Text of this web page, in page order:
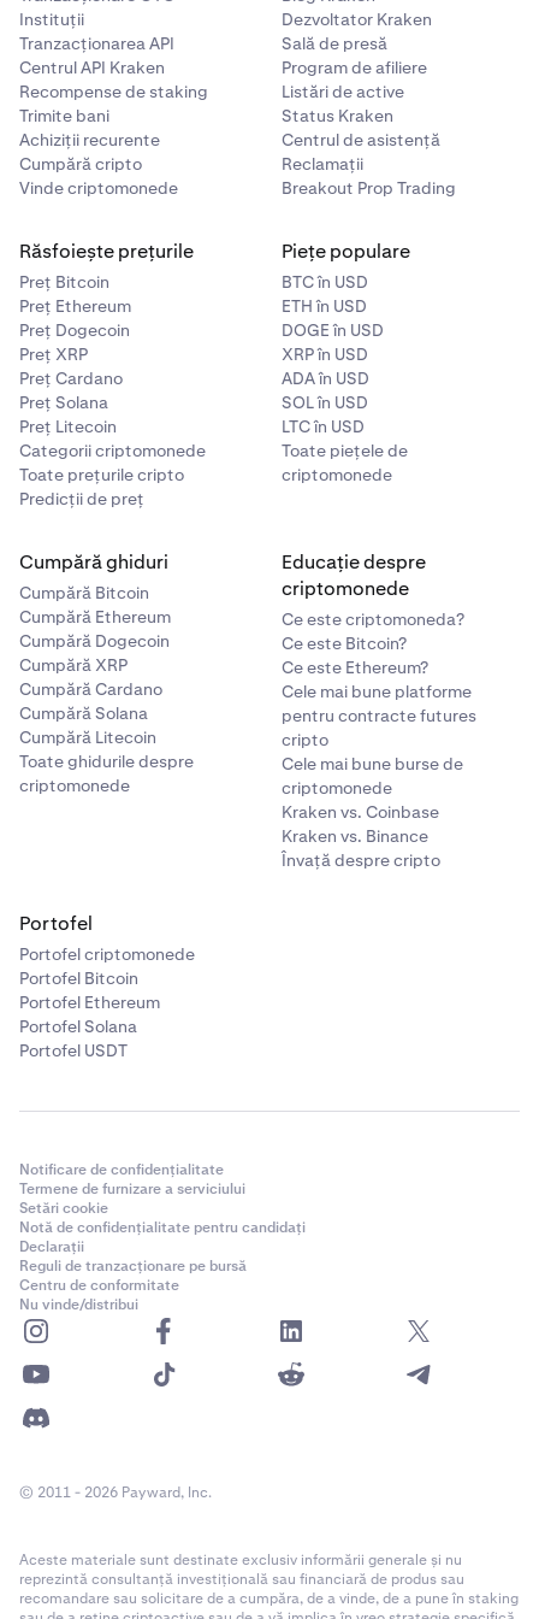
Instituții
Tranzacționarea API
Centrul API Kraken
Recompense de staking
Trimite bani
Achiziții recurente
Cumpără cripto
Vinde criptomonede
Dezvoltator Kraken
Sală de presă
Program de afiliere
Listări de active
Status Kraken
Centrul de asistență
Reclamații
Breakout Prop Trading
Răsfoiește prețurile
Preț Bitcoin
Preț Ethereum
Preț Dogecoin
Preț XRP
Preț Cardano
Preț Solana
Preț Litecoin
Categorii criptomonede
Toate prețurile cripto
Predicții de preț
Piețe populare
BTC în USD
ETH în USD
DOGE în USD
XRP în USD
ADA în USD
SOL în USD
LTC în USD
Toate piețele de
criptomonede
Cumpără ghiduri
Cumpără Bitcoin
Cumpără Ethereum
Cumpără Dogecoin
Cumpără XRP
Cumpără Cardano
Cumpără Solana
Cumpără Litecoin
Toate ghidurile despre
criptomonede
Educație despre
criptomonede
Ce este criptomoneda?
Ce este Bitcoin?
Ce este Ethereum?
Cele mai bune platforme
pentru contracte futures
cripto
Cele mai bune burse de
criptomonede
Kraken vs. Coinbase
Kraken vs. Binance
Învață despre cripto
Portofel
Portofel criptomonede
Portofel Bitcoin
Portofel Ethereum
Portofel Solana
Portofel USDT
Notificare de confidențialitate
Termene de furnizare a serviciului
Setări cookie
Notă de confidențialitate pentru candidați
Declarații
Reguli de tranzacționare pe bursă
Centru de conformitate
Nu vinde/distribui
© 2011 - 2026 Payward, Inc.
Aceste materiale sunt destinate exclusiv informării generale și nu
reprezintă consultanță investițională sau financiară de produs sau
recomandare sau solicitare de a cumpăra, de a vinde, de a pune în staking